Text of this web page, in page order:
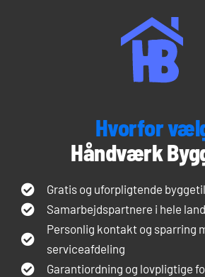
Hvorfor
Håndværk
Gratis og uforpligtende
Samarbejdspartnere i hele
Personlig kontakt og sparring
serviceafdeling
Garantiordning og lovpligtige